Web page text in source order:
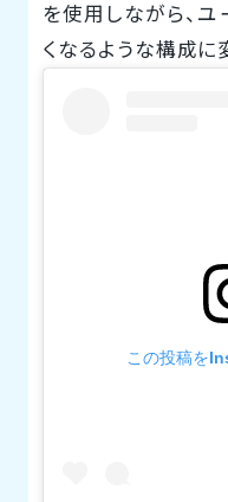
を使用しながら、
くなるような構成に
この投稿を